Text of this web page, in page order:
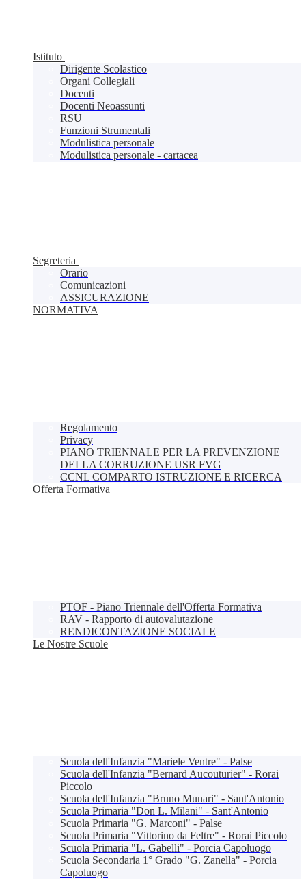
Istituto
Dirigente Scolastico
Organi Collegiali
Docenti
Docenti Neoassunti
RSU
Funzioni Strumentali
Modulistica personale
Modulistica personale - cartacea
Segreteria
Orario
Comunicazioni
ASSICURAZIONE
NORMATIVA
Regolamento
Privacy
PIANO TRIENNALE PER LA PREVENZIONE
DELLA CORRUZIONE USR FVG
CCNL COMPARTO ISTRUZIONE E RICERCA
Offerta Formativa
PTOF - Piano Triennale dell'Offerta Formativa
RAV - Rapporto di autovalutazione
RENDICONTAZIONE SOCIALE
Le Nostre Scuole
Scuola dell'Infanzia "Mariele Ventre" - Palse
Scuola dell'Infanzia "Bernard Aucouturier" - Rorai
Piccolo
Scuola dell'Infanzia "Bruno Munari" - Sant'Antonio
Scuola Primaria "Don L. Milani" - Sant'Antonio
Scuola Primaria "G. Marconi" - Palse
Scuola Primaria "Vittorino da Feltre" - Rorai Piccolo
Scuola Primaria "L. Gabelli" - Porcia Capoluogo
Scuola Secondaria 1° Grado "G. Zanella" - Porcia
Capoluogo